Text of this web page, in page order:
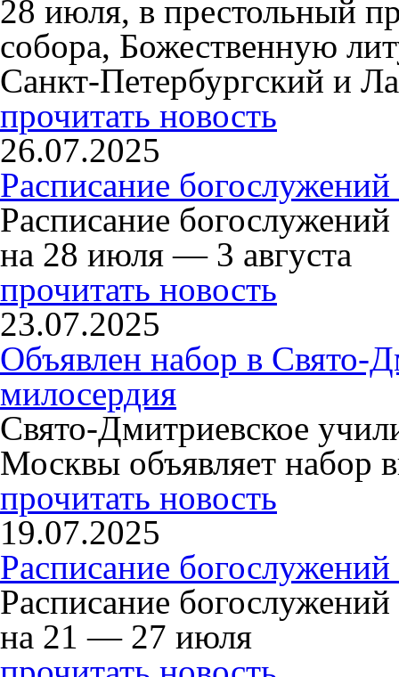
28 июля, в престольный
собора, Божественную
Санкт-Петербургский и
прочитать новость
26.07.2025
Расписание
Расписание
на 28 июля — 3 августа
прочитать новость
23.07.2025
Объявлен набор в Свято-
милосердия
Свято-Дмитриевское
Москвы объявляет набор
прочитать новость
19.07.2025
Расписание
Расписание
на 21 — 27 июля